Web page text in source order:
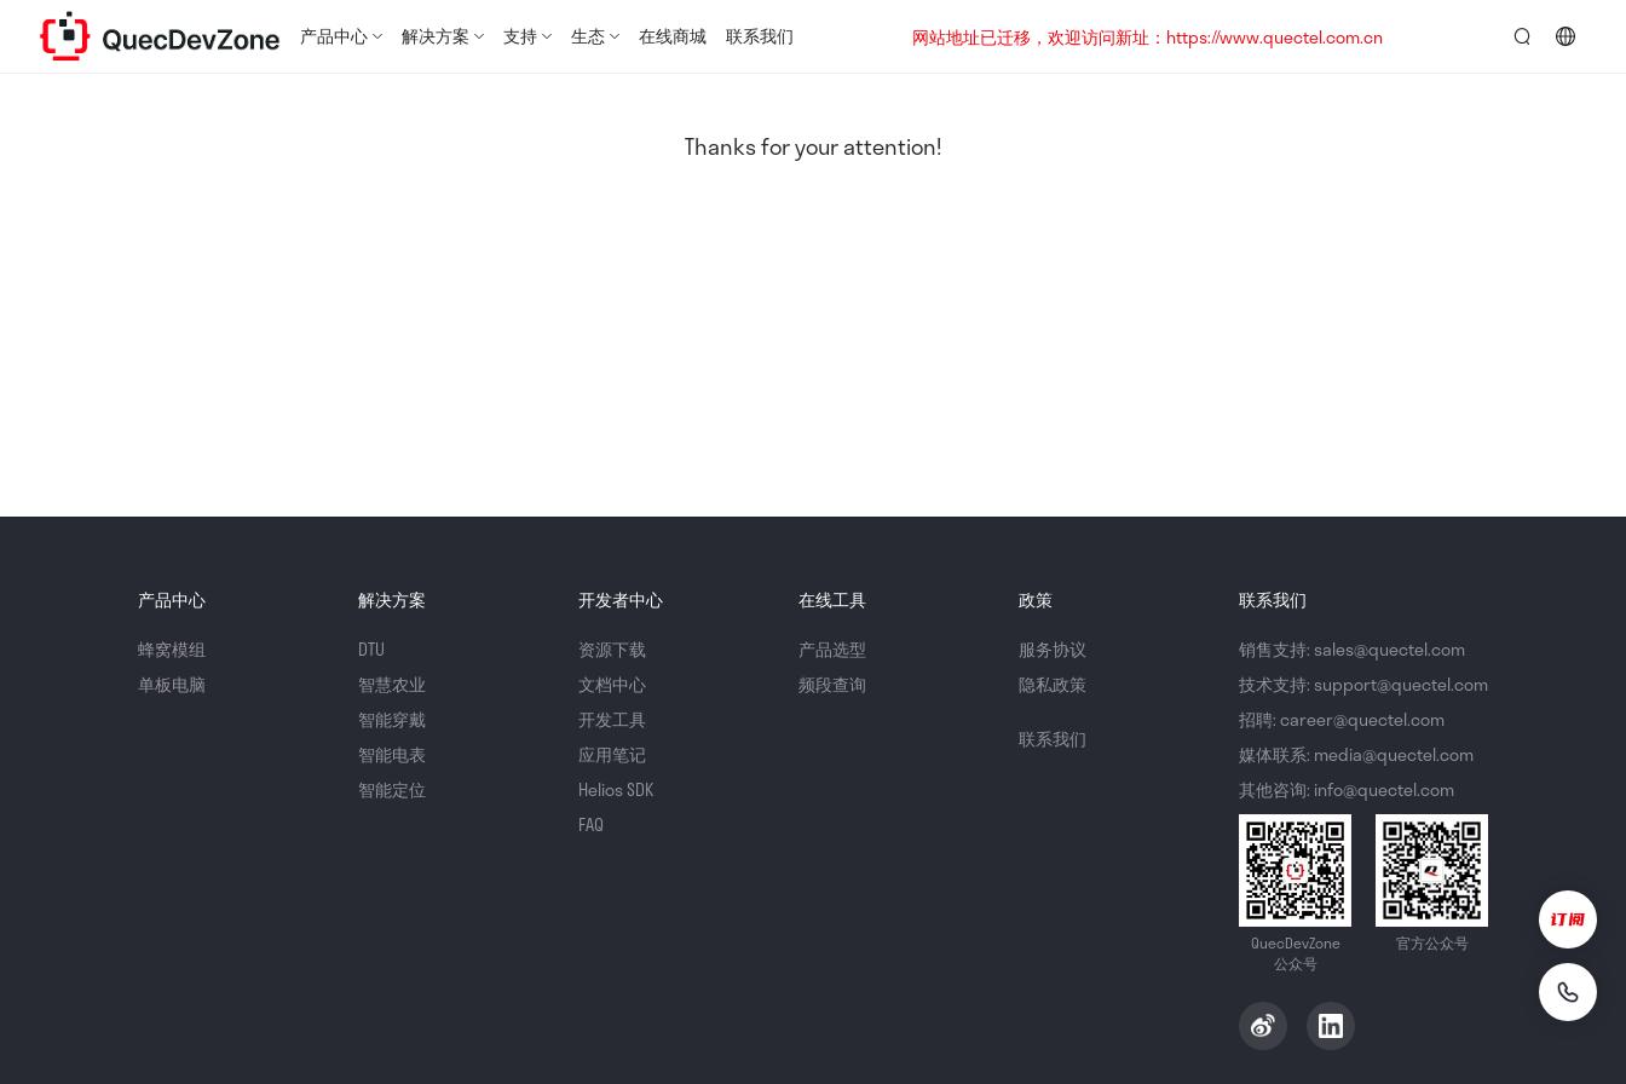
产品中心 解决方案 支持 生态 在线商城 联系我们
网站地址已迁移，欢迎访问新址：https://www.quectel.com.cn
Thanks for your attention!
产品中心
蜂窝模组
单板电脑
解决方案
DTU
智慧农业
智能穿戴
智能电表
智能定位
开发者中心
资源下载
文档中心
开发工具
应用笔记
Helios SDK
FAQ
在线工具
产品选型
频段查询
政策
服务协议
隐私政策
联系我们
联系我们
销售支持: sales@quectel.com
技术支持: support@quectel.com
招聘: career@quectel.com
媒体联系: media@quectel.com
其他咨询: info@quectel.com
QuecDevZone
公众号
官方公众号